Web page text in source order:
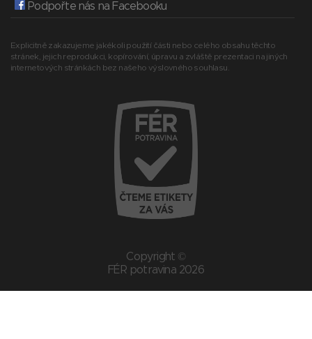
Podpořte nás na Facebooku
Explicitně zakazujeme jakékoli použití části nebo celého obsahu těchto
stránek, jejich reprodukci, kopírování, úpravu a zvláště prezentaci na jiných
internetových stránkách bez našeho výslovného souhlasu.
Copyright ©
FÉR potravina 2026